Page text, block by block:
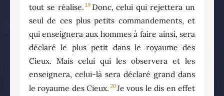
tout se réalise. 19 Donc, celui qui rejettera un
seul de ces plus petits commandements, et
qui enseignera aux hommes à faire ainsi, sera
déclaré le plus petit dans le royaume des
Cieux. Mais celui qui les observera et les
enseignera, celui-là sera déclaré grand dans
le royaume des Cieux. 20Je vous le dis en effet